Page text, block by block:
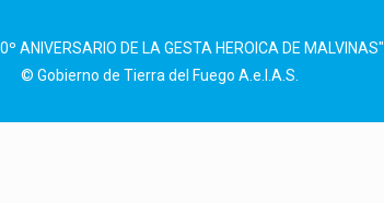
ANIVERSARIO DE LA GESTA HEROICA DE MALVINAS"
© Gobierno de Tierra del Fuego A.e.I.A.S.